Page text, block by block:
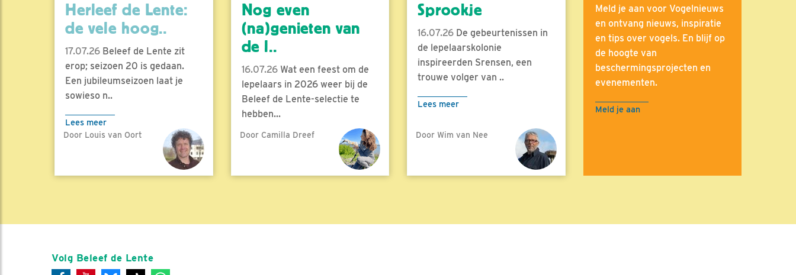
Herleef de Lente:
de vele hoog..
17.07.26 Beleef de Lente zit
erop; seizoen 20 is gedaan.
Een jubileumseizoen laat je
sowieso n..
Lees meer
Door Louis van Oort
Nog even
(na)genieten van
de l..
16.07.26Wat een feest om de
lepelaars in 2026 weer bij de
Beleef de Lente-selectie te
hebben...
Lees meer
Door Camilla Dreef
Sprookje
16.07.26 De gebeurtenissen in
de lepelaarskolonie
inspireerden Srensen, een
trouwe volger van ..
Lees meer
Door Wim van Nee
Meld je aan voor Vogelnieuws
en ontvang nieuws, inspiratie
en tips over vogels. En blijf op
de hoogte van
beschermingsprojecten en
evenementen.
Meld je aan
Volg Beleef de Lente